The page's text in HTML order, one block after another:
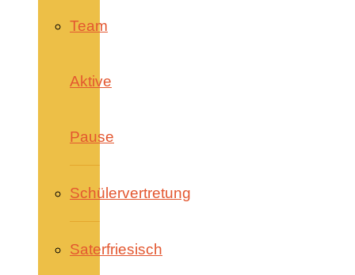
Team
Aktive
Pause
Schülervertretung
Saterfriesisch